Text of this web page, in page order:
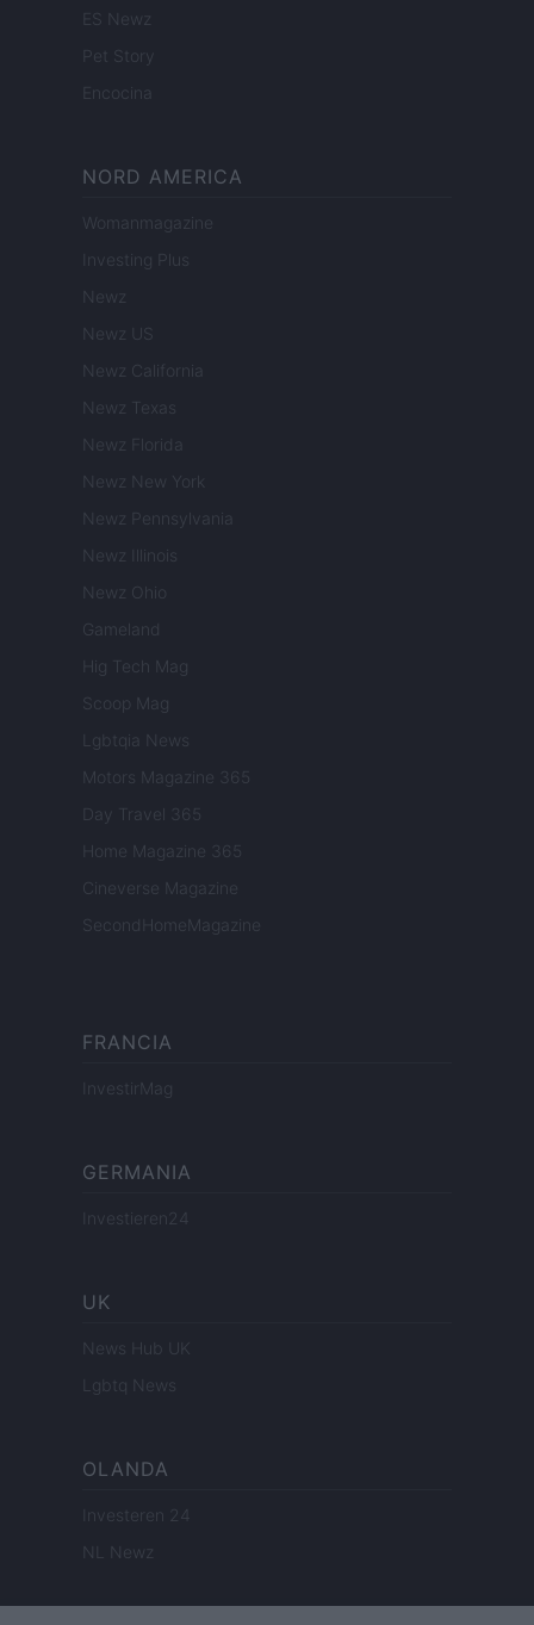
ES Newz
Pet Story
Encocina
NORD AMERICA
Womanmagazine
Investing Plus
Newz
Newz US
Newz California
Newz Texas
Newz Florida
Newz New York
Newz Pennsylvania
Newz Illinois
Newz Ohio
Gameland
Hig Tech Mag
Scoop Mag
Lgbtqia News
Motors Magazine 365
Day Travel 365
Home Magazine 365
Cineverse Magazine
SecondHomeMagazine
FRANCIA
InvestirMag
GERMANIA
Investieren24
UK
News Hub UK
Lgbtq News
OLANDA
Investeren 24
NL Newz